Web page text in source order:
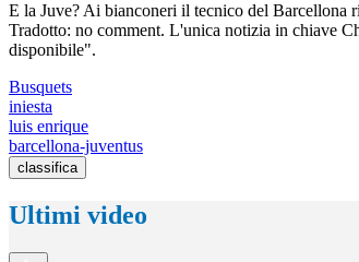
E la Juve? Ai bianconeri il tecnico del Barcellona
Tradotto: no comment. L'unica notizia in chiave
disponibile".
Busquets
iniesta
luis enrique
barcellona-juventus
classifica
Ultimi video